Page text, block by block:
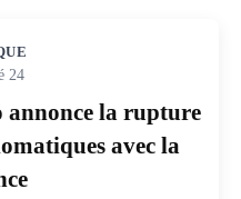
24
annonce la rupture
avec la